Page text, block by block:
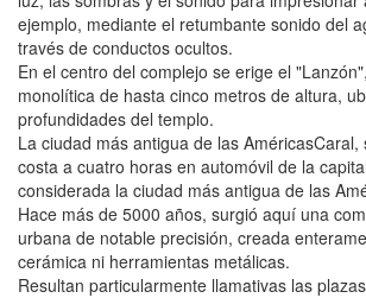
ejemplo, mediante el retumbante sonido del
través de conductos ocultos.
En el centro del complejo se erige el
monolítica de hasta cinco metros de altura,
profundidades del templo.
La ciudad más antigua de las AméricasCaral,
costa a cuatro horas en automóvil de la
considerada la ciudad más antigua de las
Hace más de 5000 años, surgió aquí una
urbana de notable precisión, creada
cerámica ni herramientas metálicas.
Resultan particularmente llamativas las